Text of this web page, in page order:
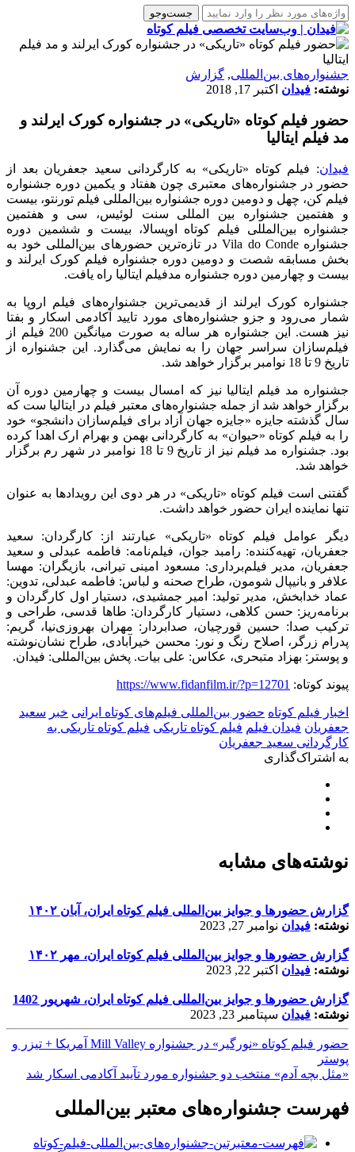
‌‌جشنواره‌های بین‌المللی, گزارش
نوشته: فیدان اکتبر 17, 2018
حضور فیلم کوتاه «تاریکی» در جشنواره کورک ایرلند و
مد فیلم ایتالیا
فیدان: فیلم کوتاه «تاریکی» به کارگردانی سعید جعفریان بعد از
حضور در جشنواره‌های معتبری چون هفتاد و یکمین دوره جشنواره
فیلم کن، چهل و دومین دوره جشنواره بین‌المللی فیلم تورنتو، بیست
و هفتمین جشنواره بین المللی سنت لوئیس، سی و هفتمین
جشنواره بین‌المللی فیلم کوتاه اوپسالا، بیست و ششمین دوره
جشنواره Vila do Conde در تازه‌ترین حضورهای بین‌المللی خود به
بخش مسابقه شصت و دومین دوره جشنواره فیلم کورک ایرلند و
بیست و چهارمین دوره جشنواره مدفیلم ایتالیا راه یافت.
جشنواره کورک ایرلند از قدیمی‌ترین جشنواره‌های فیلم اروپا به
شمار می‌رود و جزو جشنواره‌های مورد تایید آکادمی اسکار و بفتا
نیز هست. این جشنواره هر ساله به صورت میانگین 200 فیلم از
فیلم‌سازان سراسر جهان را به نمایش می‌گذارد. این جشنواره از
تاریخ 9 تا 18 نوامبر برگزار خواهد شد.
جشنواره مد فیلم ایتالیا نیز که امسال بیست و چهارمین دوره آن
برگزار خواهد شد از جمله جشنواره‌های معتبر فیلم در ایتالیا ست که
سال گذشته جایزه «جایزه جهان آزاد برای فیلم‌سازان دانشجو» خود
را به فیلم کوتاه «حیوان» به کارگردانی بهمن و بهرام ارک اهدا کرده
بود. جشنواره مد فیلم نیز از تاریخ 9 تا 18 نوامبر در شهر رم برگزار
خواهد شد.
گفتنی است فیلم کوتاه «تاریکی» در هر دوی این رویدادها به عنوان
تنها نماینده ایران حضور خواهد داشت.
دیگر عوامل فیلم کوتاه «تاریکی» عبارتند از: کارگردان: سعید
جعفریان، تهیه‌کننده: رامبد جوان، فیلم‌نامه: فاطمه عبدلی و سعید
جعفریان، مدیر فیلم‌برداری: مسعود امینی تیرانی، بازیگران: مهسا
علافر و بانیپال شومون، طراح صحنه و لباس: فاطمه عبدلی، تدوین:
عماد خدابخش، مدیر تولید: امیر جمشیدی، دستیار اول کارگردان و
برنامه‌ریز: حسن کلاهی، دستیار کارگردان: طاها قدسی، طراحی و
ترکیب صدا: حسین قورچیان، صدابردار: مهران بهروزی‌نیا، گریم:
پدرام زرگر، اصلاح رنگ و نور: محسن خیرآبادی، طراح نشان‌نوشته
و پوستر: بهزاد متبحری، عکاس: علی بیات. پخش بین‌المللی: فیدان.
پیوند کوتاه: https://www.fidanfilm.ir/?p=12701
اخبار فیلم کوتاه حضور بین‌المللی فیلم‌های کوتاه ایرانی خبر سعید
جعفریان فیدان فیلم فیلم کوتاه تاریکی فیلم کوتاه تاریکی به
کارگردانی سعید جعفریان
به اشتراک‌گذاری
نوشته‌های مشابه
گزارش حضورها و جوایز بین‌المللی فیلم کوتاه ایران، آبان ۱۴۰۲
نوشته: فیدان نوامبر 27, 2023
گزارش حضورها و جوایز بین‌المللی فیلم کوتاه ایران، مهر ۱۴۰۲
نوشته: فیدان اکتبر 22, 2023
گزارش حضورها و جوایز بین‌المللی فیلم کوتاه ایران، شهریور 1402
نوشته: فیدان سپتامبر 23, 2023
حضور فیلم کوتاه «نورگیر» در جشنواره Mill Valley آمریکا + تیزر و
پوستر
«مثل بچه آدم» منتخب دو جشنواره مورد تآیید آکادمی اسکار شد
فهرست جشنواره‌های معتبر بین‌المللی